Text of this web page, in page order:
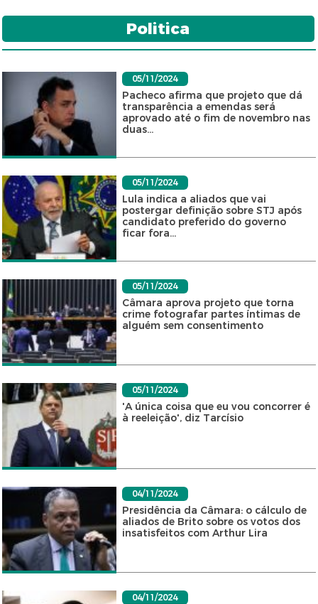
Politica
05/11/2024
Pacheco afirma que projeto que dá
transparência a emendas será
aprovado até o fim de novembro nas
duas...
05/11/2024
Lula indica a aliados que vai
postergar definição sobre STJ após
candidato preferido do governo
ficar fora...
05/11/2024
Câmara aprova projeto que torna
crime fotografar partes íntimas de
alguém sem consentimento
05/11/2024
'A única coisa que eu vou concorrer é
à reeleição', diz Tarcísio
04/11/2024
Presidência da Câmara: o cálculo de
aliados de Brito sobre os votos dos
insatisfeitos com Arthur Lira
04/11/2024